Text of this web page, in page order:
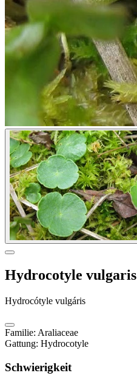
Hydrocotyle vulgaris
Hydrocótyle vulgáris
Familie: Araliaceae
Gattung: Hydrocotyle
Schwierigkeit